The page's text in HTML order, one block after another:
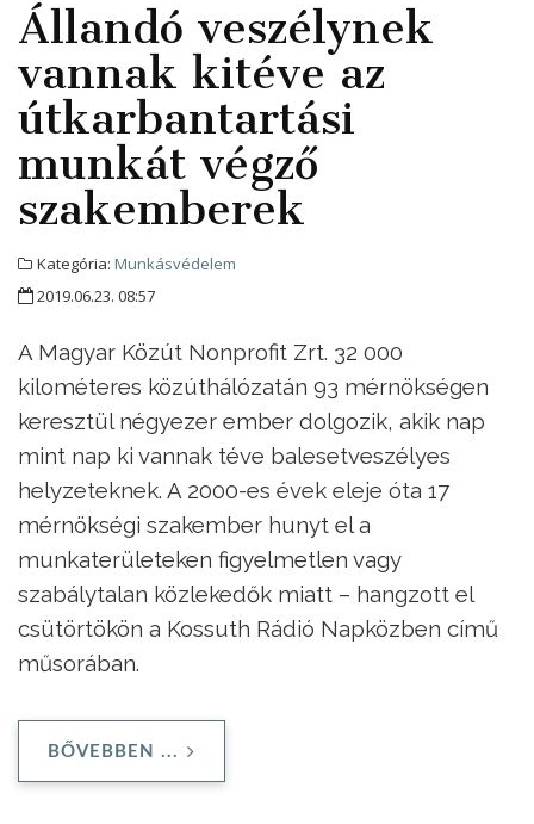
Állandó veszélynek
vannak kitéve az
útkarbantartási
munkát végző
szakemberek
Kategória: Munkásvédelem
2019.06.23. 08:57
A Magyar Közút Nonprofit Zrt. 32 000
kilométeres közúthálózatán 93 mérnökségen
keresztül négyezer ember dolgozik, akik nap
mint nap ki vannak téve balesetveszélyes
helyzeteknek. A 2000-es évek eleje óta 17
mérnökségi szakember hunyt el a
munkaterületeken figyelmetlen vagy
szabálytalan közlekedők miatt – hangzott el
csütörtökön a Kossuth Rádió Napközben című
műsorában.
BŐVEBBEN ...